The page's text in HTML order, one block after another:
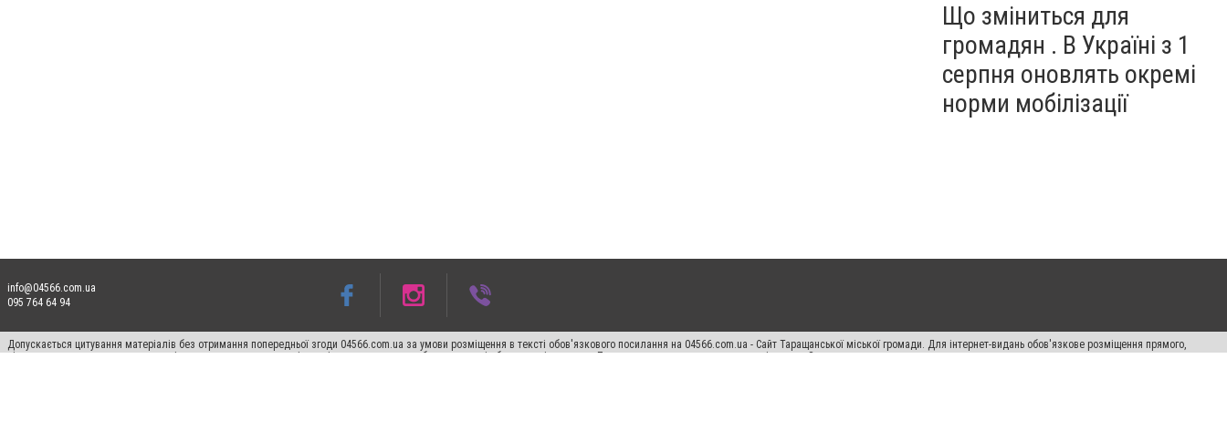
Що зміниться для
громадян . В Україні з 1
серпня оновлять окремі
норми мобілізації
info@04566.com.ua
095 764 64 94
Допускається цитування матеріалів без отримання попередньої згоди 04566.com.ua за умови розміщення в тексті обов'язкового посилання на 04566.com.ua - Cайт Таращанської міської громади. Для інтернет-видань обов'язкове розміщення прямого,
відкритого для пошукових систем гіперпосилання на цитовані статті не нижче другого абзацу в тексті або в якості джерела. Порушення виняткових прав переслідується Законом.